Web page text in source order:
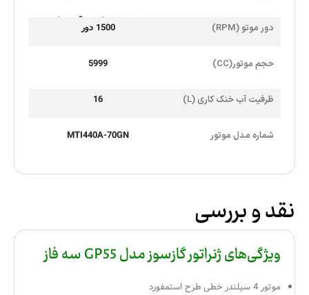
شارژ، اینتر کولر، آب خنک
دور موتو (RPM) 1500 دور
حجم موتور(CC) 5999
ظرفیت آب خنک کاری (L) 16
شماره مدل موتور MTI440A-70GN
نقد و بررسی
ویژگی‌های ژنراتور گازسوز مدل GP55 سه فاز
موتور 4 سیلندر خطی طرح استمفورد